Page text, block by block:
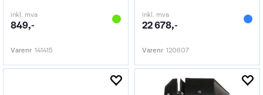
inkl. mva
849,-
Varenr 141415
inkl. mva
22 678,-
Varenr 120607